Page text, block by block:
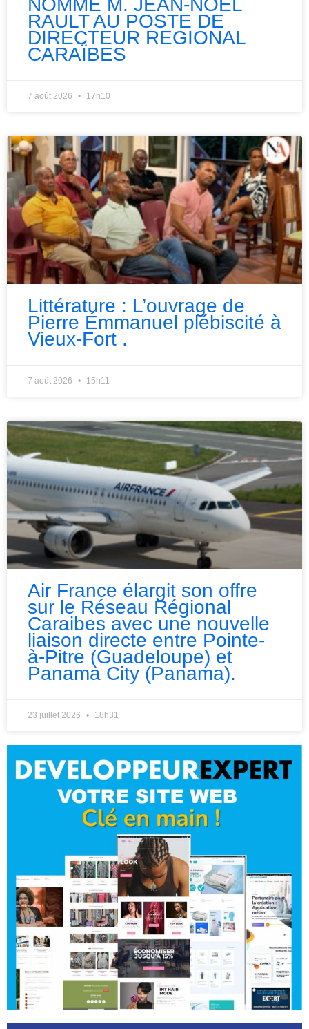
NOMME M. JEAN-NOEL
RAULT AU POSTE DE
DIRECTEUR REGIONAL
CARAÏBES
7 août 2026 17h10
Littérature : L’ouvrage de
Pierre Émmanuel plébiscité à
Vieux-Fort .
7 août 2026 15h11
Air France élargit son offre
sur le Réseau Régional
Caraibes avec une nouvelle
liaison directe entre Pointe-
à-Pitre (Guadeloupe) et
Panama City (Panama).
23 juillet 2026 18h31